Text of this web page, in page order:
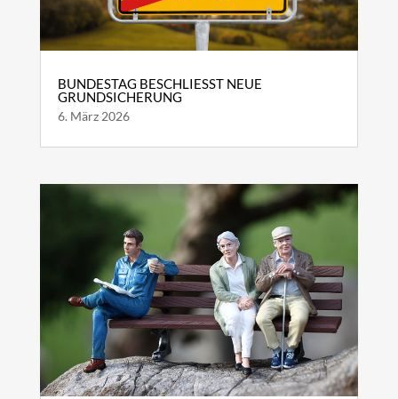
BUNDESTAG BESCHLIESST NEUE G
RUNDSICHERUNG
6. März 2026